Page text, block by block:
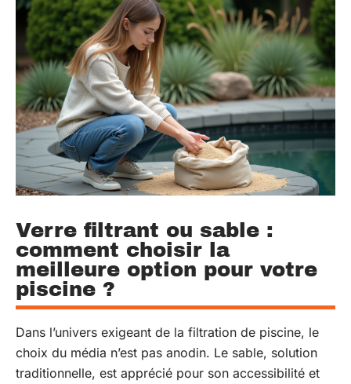
Verre filtrant ou sable :
comment choisir la
meilleure option pour votre
piscine ?
Dans l’univers exigeant de la filtration de piscine, le
choix du média n’est pas anodin. Le sable, solution
traditionnelle, est apprécié pour son accessibilité et